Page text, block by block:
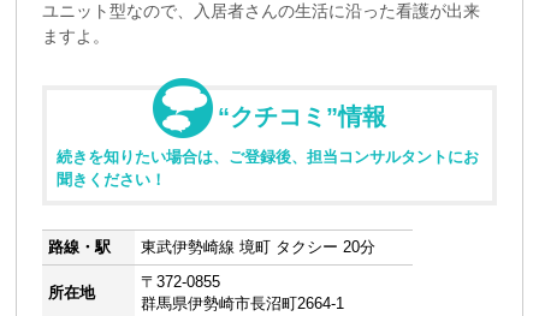
ユニット型なので、入居者さんの生活に沿った看護が出来
ますよ。
“クチコミ”情報
続きを知りたい場合は、ご登録後、担当コンサルタントにお
聞きください！
路線・駅 東武伊勢崎線 境町 タクシー 20分
所在地
〒372-0855
群馬県伊勢崎市長沼町2664-1